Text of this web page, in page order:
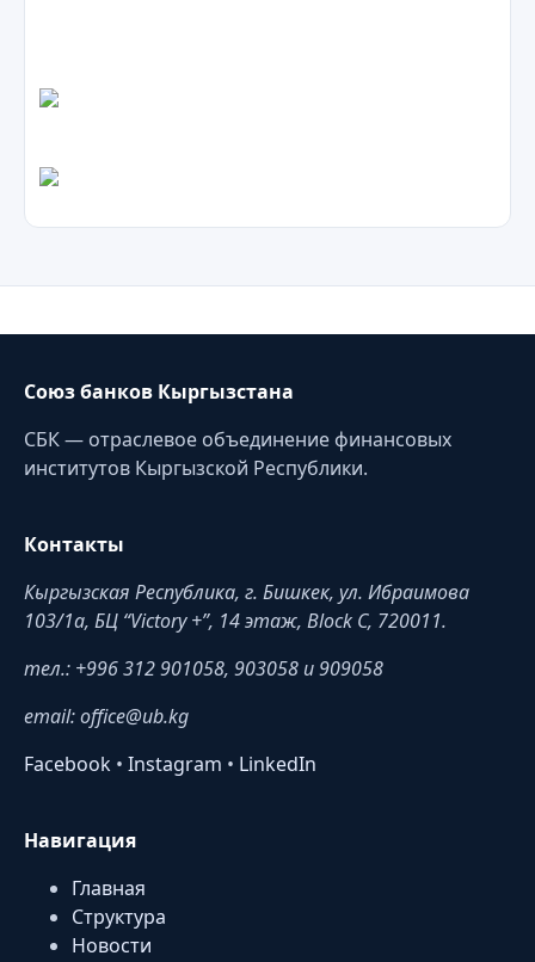
Союз банков Кыргызстана
СБК — отраслевое объединение финансовых
институтов Кыргызской Республики.
Контакты
Кыргызская Республика, г. Бишкек, ул. Ибраимова
103/1a, БЦ “Victory +”, 14 этаж, Block C, 720011.
тел.: +996 312 901058, 903058 и 909058
email: office@ub.kg
Facebook • Instagram • LinkedIn
Навигация
Главная
Структура
Новости